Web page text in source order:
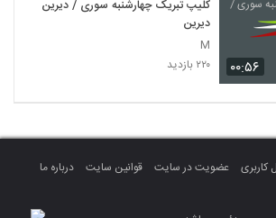
۰۰:۵۶
کلیپ تبریک چهارشنبه سوری / دیرین
دیرین
M
۲۲۰ بازدید
کاربری عضویت در سایت قوانین سایت
درباره ما